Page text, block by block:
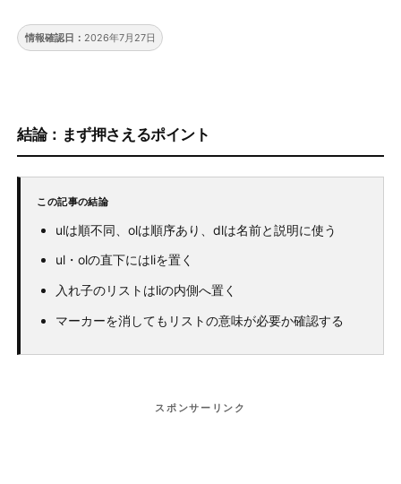
情報確認日： 2026年7月27日
結論：まず押さえるポイント
この記事の結論
ulは順不同、olは順序あり、dlは名前と説明に使う
ul・olの直下にはliを置く
入れ子のリストはliの内側へ置く
マーカーを消してもリストの意味が必要か確認する
スポンサーリンク